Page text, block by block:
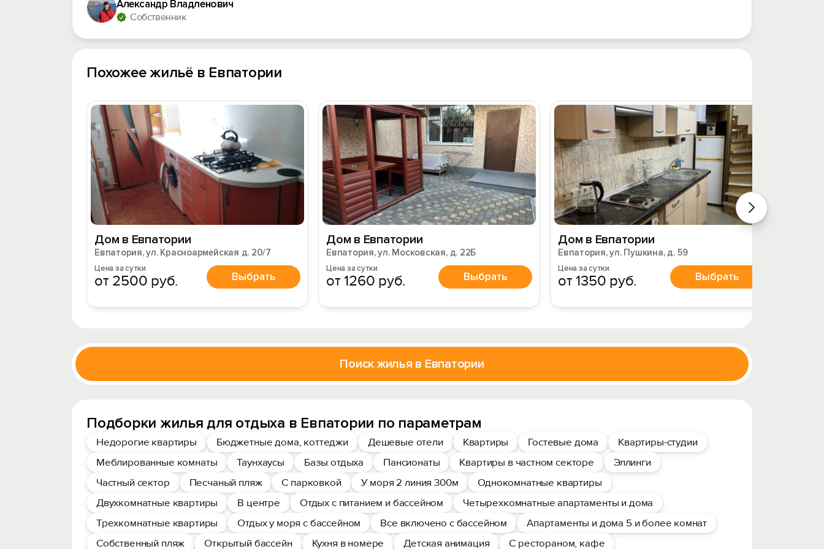
Александр Владленович
Собственник
Похожее жильё в Евпатории
Дом в Евпатории
Евпатория, ул. Красноармейская д. 20/7
Цена за сутки
от 2500 руб. Выбрать
Дом в Евпатории
Евпатория, ул. Московская, д. 22Б
Цена за сутки
от 1260 руб. Выбрать
Дом в Евпатории
Евпатория, ул. Пушкина, д. 59
Цена за сутки
от 1350 руб. Выбрать
Поиск жилья в Евпатории
Подборки жилья для отдыха в Евпатории по параметрам
Недорогие квартиры Бюджетные дома, коттеджи Дешевые отели Квартиры Гостевые дома
Квартиры-студии
Меблированные комнаты
Таунхаусы Базы отдыха Пансионаты Квартиры в частном секторе
Эллинги
Частный сектор
Песчаный пляж С парковкой У моря 2 линия 300м
Однокомнатные квартиры
Двухкомнатные квартиры
В центре Отдых с питанием и бассейном
Четырехкомнатные апартаменты и дома
Трехкомнатные квартиры
Отдых у моря с бассейном Все включено с бассейном
Апартаменты и дома 5 и более комнат
Собственный пляж
Открытый бассейн Кухня в номере Детская анимация С рестораном, кафе